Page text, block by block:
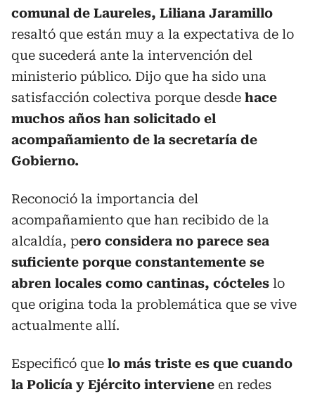
comunal de Laureles, Liliana Jaramillo
resaltó que están muy a la expectativa de lo
que sucederá ante la intervención del
ministerio público. Dijo que ha sido una
satisfacción colectiva porque desde hace
muchos años han solicitado el
acompañamiento de la secretaría de
Gobierno.
Reconoció la importancia del
acompañamiento que han recibido de la
alcaldía, pero considera no parece sea
suficiente porque constantemente se
abren locales como cantinas, cócteles lo
que origina toda la problemática que se vive
actualmente allí.
Especificó que lo más triste es que cuando
la Policía y Ejército interviene en redes